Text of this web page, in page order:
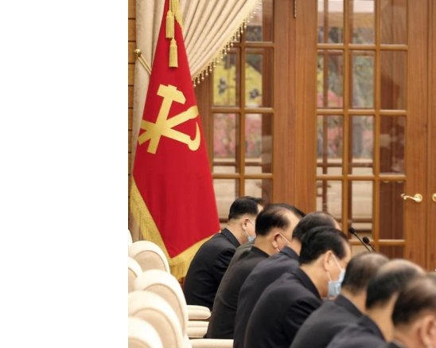
POPLAVE I KLIZIŠTA U BIH 2024.
TRI DECENIJE OD RATA U BIH
NASTANAK I RASPAD JUGOSLAVIJE